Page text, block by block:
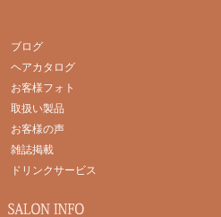
ブログ
ヘアカタログ
お客様フォト
取扱い製品
お客様の声
雑誌掲載
ドリンクサービス